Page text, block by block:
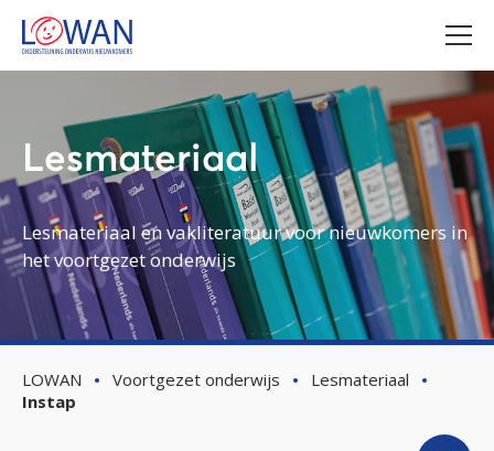
Lesmateriaal
Lesmateriaal en vakliteratuur voor nieuwkomers in
het voortgezet onderwijs
LOWAN Voortgezet onderwijs
Lesmateriaal
Instap